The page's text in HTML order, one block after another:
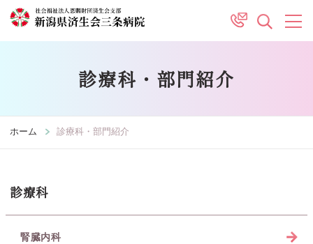
診療科・部門紹介
ホーム 診療科・部門紹介
診療科
腎臓内科